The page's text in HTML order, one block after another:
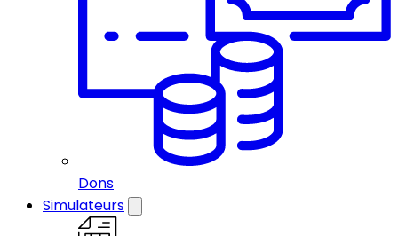
Dons
Simulateurs